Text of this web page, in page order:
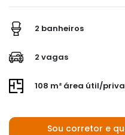
2 banheiros
2 vagas
108 m² área útil/
Sou corretor e